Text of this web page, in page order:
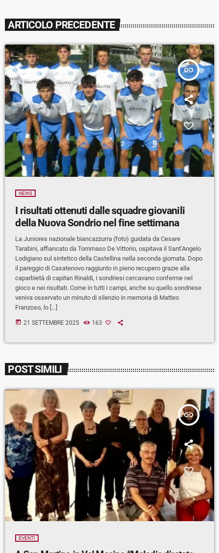
ARTICOLO PRECEDENTE
insert_link
NEWS
I risultati ottenuti dalle squadre giovanili
della Nuova Sondrio nel fine settimana
La Juniores nazionale biancazzurra (foto) guidata da Cesare
Tarabini, affiancato da Tommaso De Vittorio, ospitava il Sant’Angelo
Lodigiano sul sintetico della Castellina nella seconda giornata. Dopo
il pareggio di Casatenovo raggiunto in pieno recupero grazie alla
caparbietà di capitan Rinaldi, i sondriesi cercavano conferme nel
gioco e nei risultati. Come in tutti i campi, anche su quello sondriese
veniva osservato un minuto di silenzio in memoria di Matteo
Franzoso, lo […]
today 21 SETTEMBRE 2025 163
POST SIMILI
insert_link
EVENTI